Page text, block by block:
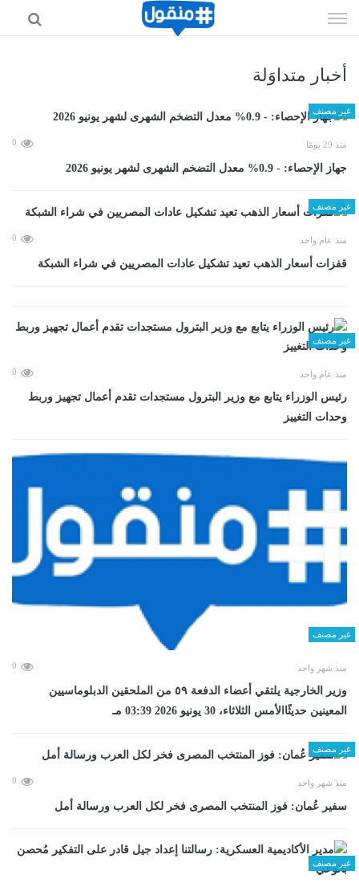
الى
أخبار متداوَلة
غير مصنف
منذ 29 يومًا 0
جهاز الإحصاء: - 0.9% معدل التضخم الشهرى لشهر يونيو 2026
غير مصنف
منذ عام واحد 0
قفزات أسعار الذهب تعيد تشكيل عادات المصريين في شراء الشبكة
غير مصنف
منذ عام واحد 0
رئيس الوزراء يتابع مع وزير البترول مستجدات تقدم أعمال تجهيز وربط
وحدات التغييز
غير مصنف
منذ شهر واحد 0
وزير الخارجية يلتقي أعضاء الدفعة ٥٩ من الملحقين الدبلوماسيين
المعينين حديثًاالأمس الثلاثاء، 30 يونيو 2026 03:39 مـ
غير مصنف
منذ شهر واحد 0
سفير عُمان: فوز المنتخب المصرى فخر لكل العرب ورسالة أمل
غير مصنف